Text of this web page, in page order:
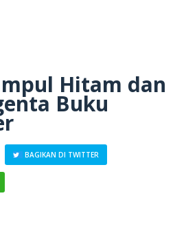
Hitam dan
Buku
BAGIKAN DI TWITTER